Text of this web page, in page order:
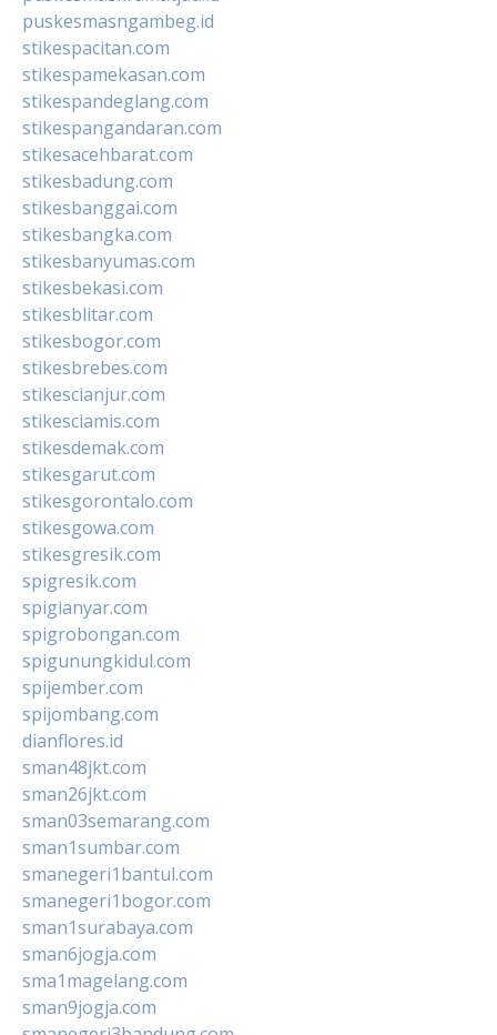
puskesmasngambeg.id
stikespacitan.com
stikespamekasan.com
stikespandeglang.com
stikespangandaran.com
stikesacehbarat.com
stikesbadung.com
stikesbanggai.com
stikesbangka.com
stikesbanyumas.com
stikesbekasi.com
stikesblitar.com
stikesbogor.com
stikesbrebes.com
stikescianjur.com
stikesciamis.com
stikesdemak.com
stikesgarut.com
stikesgorontalo.com
stikesgowa.com
stikesgresik.com
spigresik.com
spigianyar.com
spigrobongan.com
spigunungkidul.com
spijember.com
spijombang.com
dianflores.id
sman48jkt.com
sman26jkt.com
sman03semarang.com
sman1sumbar.com
smanegeri1bantul.com
smanegeri1bogor.com
sman1surabaya.com
sman6jogja.com
sma1magelang.com
sman9jogja.com